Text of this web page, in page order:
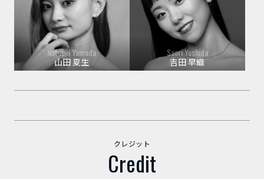
Natsuki Yamada
山田 夏生
Saori Yoshida
吉田 早織
クレジット
Credit